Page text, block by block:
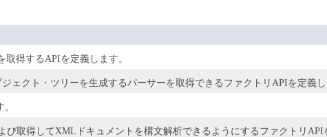
得するAPIを定義します。
ェクト・ツリーを生成するパーサーを取得できるファクトリAPIを定義し
取得してXMLドキュメントを構文解析できるようにするファクトリAPI